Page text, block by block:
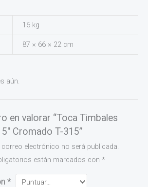
16 kg
87 × 66 × 22 cm
aún.
en valorar “Toca Timbales
Cromado T-315”
electrónico no será publicada.
están marcados con*
*